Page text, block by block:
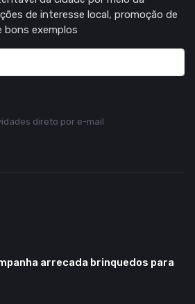
de interesse local, promoção de
bons exemplos
direto por e-mail
arrecada brinquedos para